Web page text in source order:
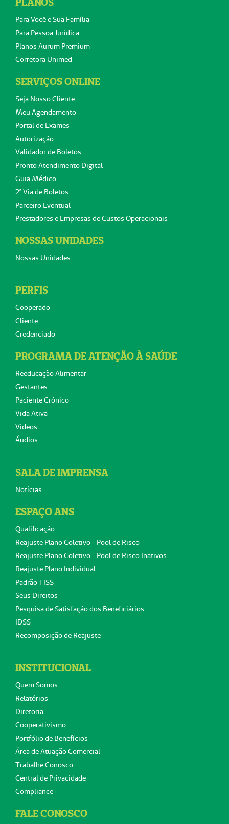
Para Você e Sua Família
Para Pessoa Jurídica
Planos Aurum Premium
Corretora Unimed
SERVIÇOS ONLINE
Seja Nosso Cliente
Meu Agendamento
Portal de Exames
Autorização
Validador de Boletos
Pronto Atendimento Digital
Guia Médico
2ª Via de Boletos
Parceiro Eventual
Prestadores e Empresas de Custos Operacionais
NOSSAS UNIDADES
Nossas Unidades
PERFIS
Cooperado
Cliente
Credenciado
PROGRAMA DE ATENÇÃO À SAÚDE
Reeducação Alimentar
Gestantes
Paciente Crônico
Vida Ativa
Vídeos
Áudios
SALA DE IMPRENSA
Notícias
ESPAÇO ANS
Qualificação
Reajuste Plano Coletivo - Pool de Risco
Reajuste Plano Coletivo - Pool de Risco Inativos
Reajuste Plano Individual
Padrão TISS
Seus Direitos
Pesquisa de Satisfação dos Beneficiários
IDSS
Recomposição de Reajuste
INSTITUCIONAL
Quem Somos
Relatórios
Diretoria
Cooperativismo
Portfólio de Benefícios
Área de Atuação Comercial
Trabalhe Conosco
Central de Privacidade
Compliance
FALE CONOSCO